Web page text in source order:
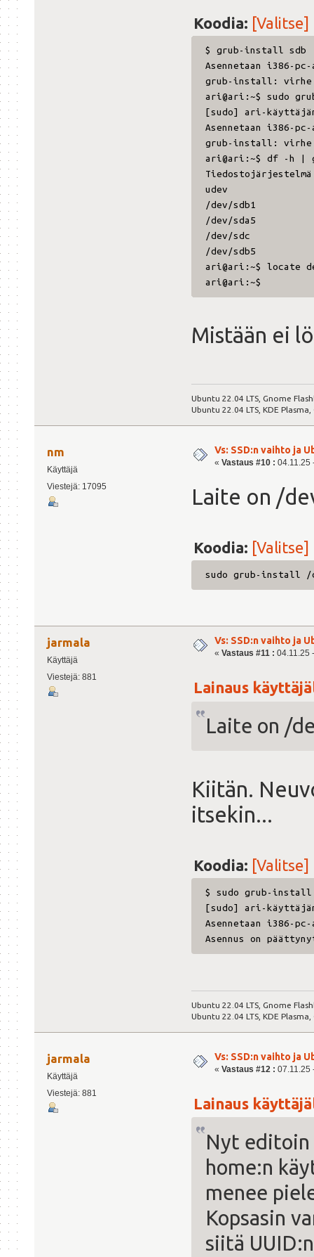
Koodia: [Valitse]
$ grub-install sdb
Asennetaan i386-
grub-install: virhe:
ari@ari:~$ sudo
[sudo] ari-
Asennetaan i386-
grub-install: virhe:
ari@ari:~$ df -h |
udev 3,9G
/dev/sdb1
/dev/sda5
/dev/sdc 3,6T
/dev/sdb5
ari@ari:~$ locate
ari@ari:~$
Mistään ei
Ubuntu 22.04 LTS, Gnome
Ubuntu 22.04 LTS, KDE
nm
Käyttäjä
Viestejä: 17095
Vs: SSD:n vaihto ja
« Vastaus #10 : 04.11.25
Laite on /
Koodia: [Valitse]
sudo grub-install /
jarmala
Käyttäjä
Viestejä: 881
Vs: SSD:n vaihto ja
« Vastaus #11 : 04.11.25
Lainaus
Laite on /
Kiitän.
itsekin...
Koodia: [Valitse]
$ sudo grub-install
[sudo] ari-
Asennetaan i386-
Asennus on
Ubuntu 22.04 LTS, Gnome
Ubuntu 22.04 LTS, KDE
jarmala
Käyttäjä
Viestejä: 881
Vs: SSD:n vaihto ja
« Vastaus #12 : 07.11.25
Lainaus
Nyt
home:n
menee
Kopsasin
siitä